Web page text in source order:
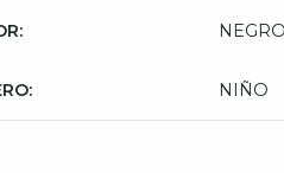
NEGRO
NIÑO